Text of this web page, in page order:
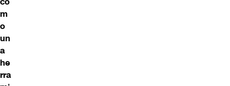
m
o
un
a
he
rra